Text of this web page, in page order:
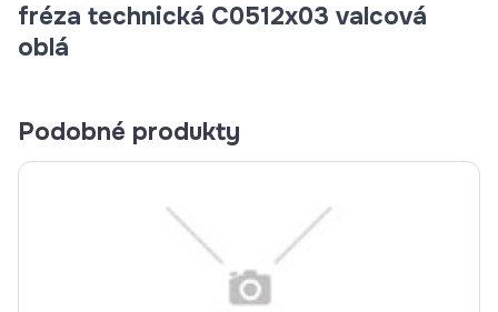
fréza technická C0512x03 valcová
oblá
Podobné produkty